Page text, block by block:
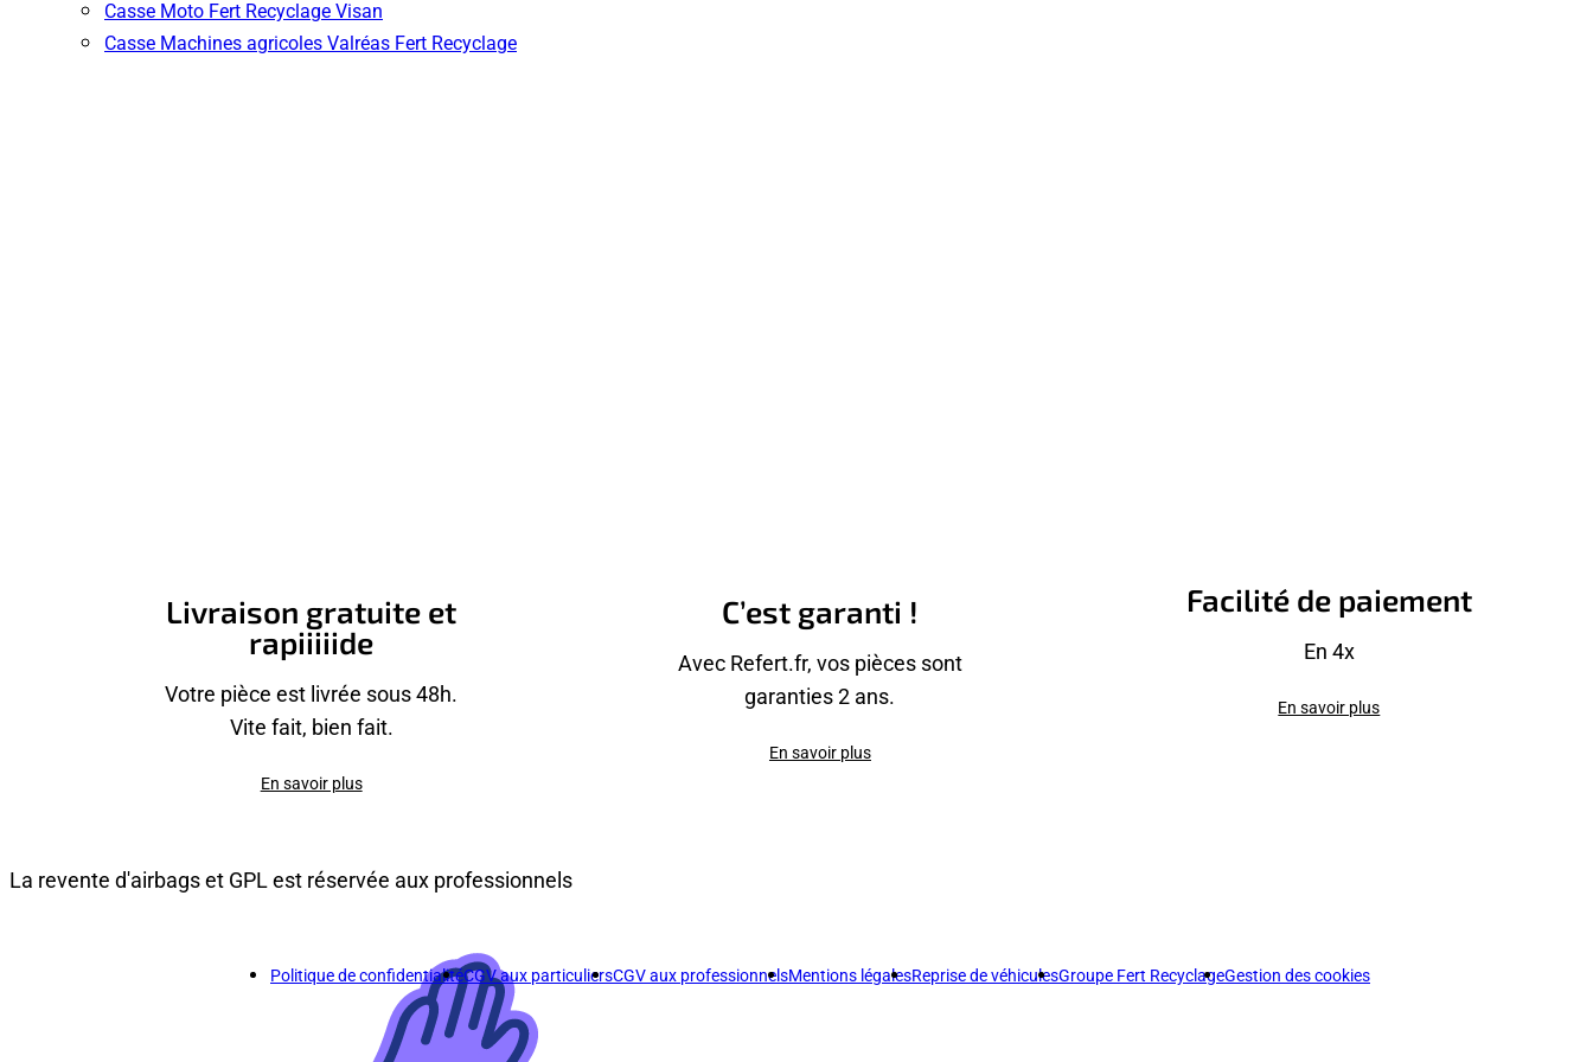
Casse Moto Fert Recyclage Visan
Casse Machines agricoles Valréas Fert Recyclage
Livraison gratuite et
rapiiiiide
Votre pièce est livrée sous 48h.
Vite fait, bien fait.
En savoir plus
C’est garanti !
Avec Refert.fr, vos pièces sont
garanties 2 ans.
En savoir plus
Facilité de paiement
En 4x
En savoir plus
La revente d'airbags et GPL est réservée aux professionnels
Politique de confidentialitéCGV aux particuliersCGV aux professionnelsMentions légalesReprise de véhiculesGroupe Fert RecyclageGestion des cookies